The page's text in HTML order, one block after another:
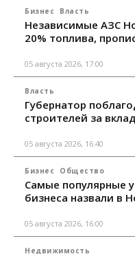
Бизнес Власть
Независимые АЗС
20% топлива,
05 августа 2026, 17:00
Власть
Губернатор
строителей за
05 августа 2026, 16:40
Бизнес Общество
Самые популярные
бизнеса назвали в
05 августа 2026, 16:00
Недвижимость